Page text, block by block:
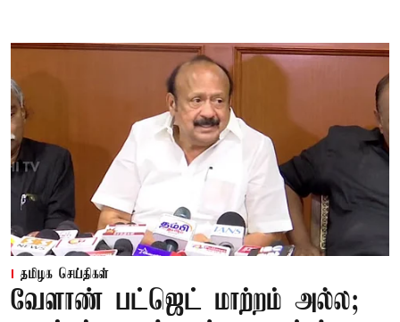
தமிழக செய்திகள்
வேளாண் பட்ஜெட் மாற்றம் அல்ல;